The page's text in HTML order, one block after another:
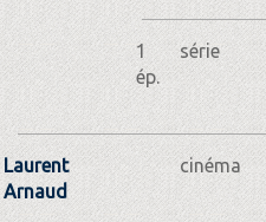
1
ép.
série
Laurent
Arnaud
cinéma